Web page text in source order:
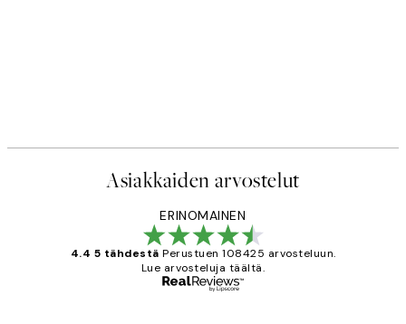
Asiakkaiden arvostelut
ERINOMAINEN
4.4 5 tähdestä Perustuen 108425 arvosteluun.
Lue arvosteluja täältä.